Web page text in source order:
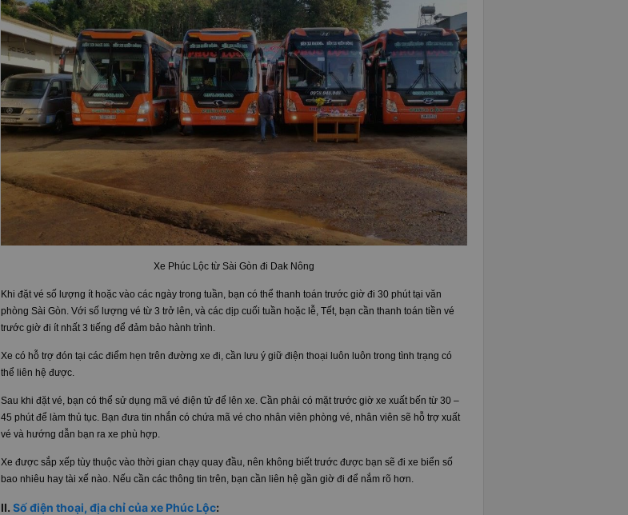
Xe Phúc Lộc từ Sài Gòn đi Dak Nông
Khi đặt vé số lượng ít hoặc vào các ngày trong tuần, bạn có thể thanh toán trước giờ đi 30 phút tại văn
phòng Sài Gòn. Với số lượng vé từ 3 trở lên, và các dịp cuối tuần hoặc lễ, Tết, bạn cần thanh toán tiền vé
trước giờ đi ít nhất 3 tiếng để đảm bảo hành trình.
Xe có hỗ trợ đón tại các điểm hẹn trên đường xe đi, cần lưu ý giữ điện thoại luôn luôn trong tình trạng có
thể liên hệ được.
Sau khi đặt vé, bạn có thể sử dụng mã vé điện tử để lên xe. Cần phải có mặt trước giờ xe xuất bến từ 30 –
45 phút để làm thủ tục. Bạn đưa tin nhắn có chứa mã vé cho nhân viên phòng vé, nhân viên sẽ hỗ trợ xuất
vé và hướng dẫn bạn ra xe phù hợp.
Xe được sắp xếp tùy thuộc vào thời gian chạy quay đầu, nên không biết trước được bạn sẽ đi xe biển số
bao nhiêu hay tài xế nào. Nếu cần các thông tin trên, bạn cần liên hệ gần giờ đi để nắm rõ hơn.
II. Số điện thoại, địa chỉ của xe Phúc Lộc: